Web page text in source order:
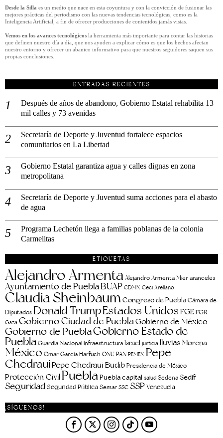
Desde la Silla es un medio que nace en esta coyuntura y con la convicción de fusionar las
mejores prácticas del periodismo con las nuevas tendencias tecnológicas, como es la
Inteligencia Artificial, a fin de ofrecer producciones de contenidos jamás vistas.
Vemos en los avances tecnológicos la herramienta más importante para contar las historias
que definen nuestro día a día, que nos ayuden a explicar cómo es que los hechos afectan
nuestro entorno y ofrecer un abanico informativo para que nuestros seguidores saquen sus
propias conclusiones.
ENTRADAS RECIENTES
Después de años de abandono, Gobierno Estatal rehabilita 13
mil calles y 73 avenidas
Secretaría de Deporte y Juventud fortalece espacios
comunitarios en La Libertad
Gobierno Estatal garantiza agua y calles dignas en zona
metropolitana
Secretaría de Deporte y Juventud suma acciones para el abasto
de agua
Programa Lechetón llega a familias poblanas de la colonia
Carmelitas
ETIQUETAS
Alejandro Armenta Alejandro Armenta Mier aranceles
Ayuntamiento de PueblaBUAP CDMX Ceci Arellano
Claudia SheinbaumCongreso de Puebla Cámara de
Diputados Donald TrumpEstados Unidos FGEFGR
Gaza Gobierno Ciudad de PueblaGobierno de México
Gobierno de PueblaGobierno Estado de
PueblaGuardia Nacional Infraestructura Israel justicia lluviasMorena
México Omar García Harfuch ONU PAN PEMEX Pepe
ChedrauiPepe Chedraui BudibPresidencia de México
Protección Civil PueblaPuebla capital salud Sedena Sedif
SeguridadSeguridad Pública Semar SSC SSPVenezuela
¡SÍGUENOS!